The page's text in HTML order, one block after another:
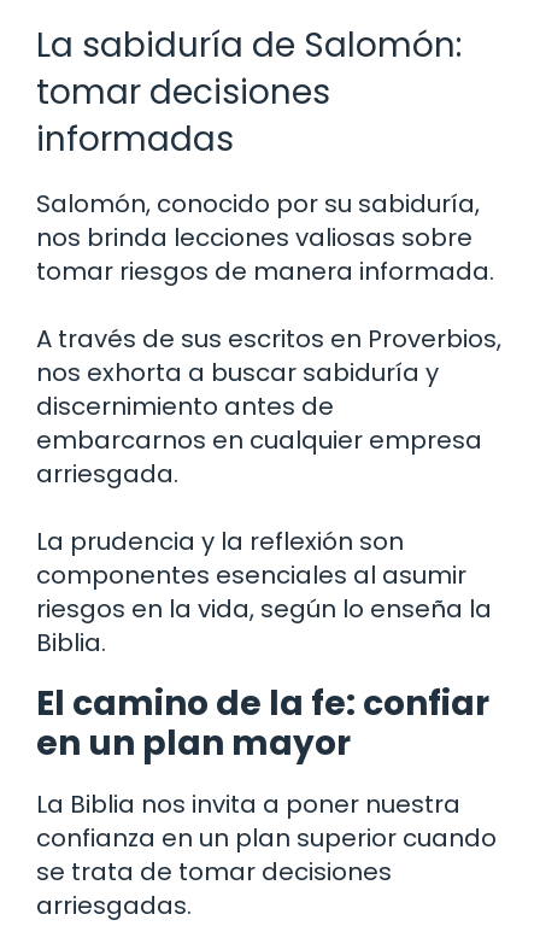
La sabiduría de Salomón:
tomar decisiones
informadas
Salomón, conocido por su sabiduría,
nos brinda lecciones valiosas sobre
tomar riesgos de manera informada.
A través de sus escritos en Proverbios,
nos exhorta a buscar sabiduría y
discernimiento antes de
embarcarnos en cualquier empresa
arriesgada.
La prudencia y la reflexión son
componentes esenciales al asumir
riesgos en la vida, según lo enseña la
Biblia.
El camino de la fe: confiar
en un plan mayor
La Biblia nos invita a poner nuestra
confianza en un plan superior cuando
se trata de tomar decisiones
arriesgadas.